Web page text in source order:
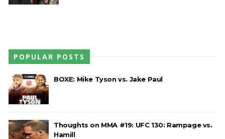
POPULAR POSTS
BOXE: Mike Tyson vs. Jake Paul
Thoughts on MMA #19: UFC 130: Rampage vs.
Hamill